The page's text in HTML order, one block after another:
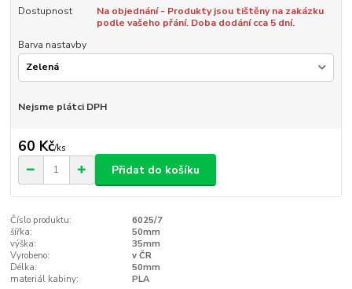
Dostupnost
Na objednání - Produkty jsou tištěny na zakázku
podle vašeho přání. Doba dodání cca 5 dní.
Barva nastavby
Nejsme plátci DPH
60 Kč/ks
Přidat do košíku
Číslo produktu:
6025/7
šířka:
50mm
výška:
35mm
Vyrobeno:
v ČR
Délka:
50mm
materiál kabiny:
PLA